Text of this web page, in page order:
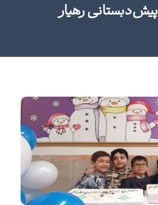
پیش‌دبستانی رهیار
0